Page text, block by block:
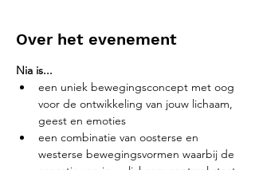
Over het evenement
Nia is...
een uniek bewegingsconcept met oog
voor de ontwikkeling van jouw lichaam,
geest en emoties
een combinatie van oosterse en
westerse bewegingsvormen waarbij de